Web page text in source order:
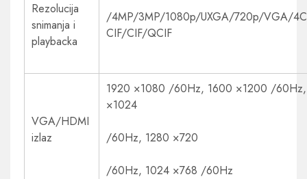
Rezolucija
snimanja i
playbacka
/4MP/3MP/1080p/UXGA/720p/VGA/
CIF/CIF/QCIF
VGA/HDMI
izlaz
1920 ×1080 /60Hz, 1600 ×1200 /
×1024
/60Hz, 1280 ×720
/60Hz, 1024 ×768 /60Hz